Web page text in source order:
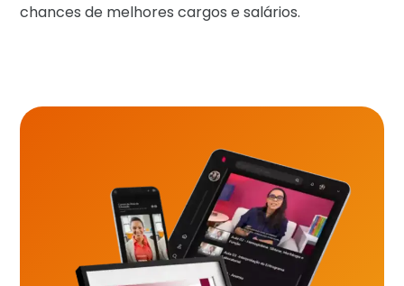
chances de melhores cargos e salários.